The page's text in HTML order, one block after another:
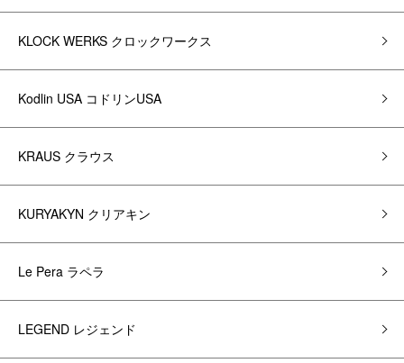
KLOCK WERKS クロックワークス
Kodlin USA コドリンUSA
KRAUS クラウス
KURYAKYN クリアキン
Le Pera ラペラ
LEGEND レジェンド